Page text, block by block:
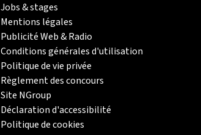
Jobs & stages
Mentions légales
Publicité Web & Radio
Conditions générales d'utilisation
Politique de vie privée
Règlement des concours
Site NGroup
Déclaration d'accessibilité
Politique de cookies